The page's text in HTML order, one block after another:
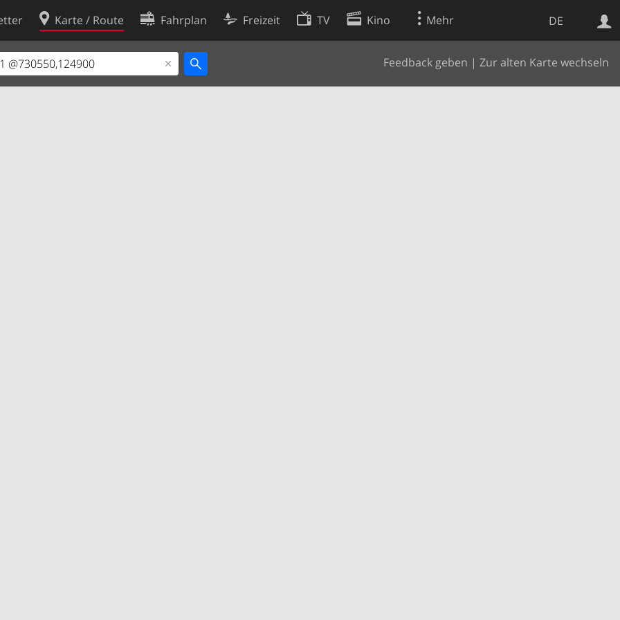
DE
Karte / Route Fahrplan Freizeit TV Kino Mehr
Feedback geben | Zur alten Karte wechseln
Websuche
Cookie-Richtlinie
Cookie-Einstellungen